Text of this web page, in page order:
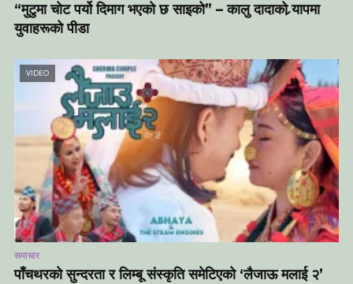
“मुटुमा चोट पर्यो दिमाग भएको छ साइको” – कालु दादाको र्‍यापमा
युवाहरूको पीडा
VIDEO
समाचार
पाँचथरको सुन्दरता र लिम्बू संस्कृति समेटिएको ‘लैजाऊ मलाई २’